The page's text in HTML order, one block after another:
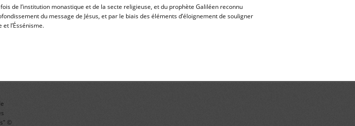
de l’institution monastique et de la secte religieuse, et du prophète Galiléen reconnu
du message de Jésus, et par le biais des éléments d’éloignement de souligner
l’Éssénisme.
©